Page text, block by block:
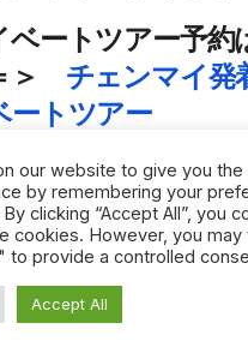
ベートツアー予約
＞
チェンマイ発
ートツアー
ープジョイント(
はこちらから＝
ョイント(混載)ツ
our website to give you
by remembering your
clicking “Accept All”, you
cookies. However, you may
to provide a controlled
Accept All